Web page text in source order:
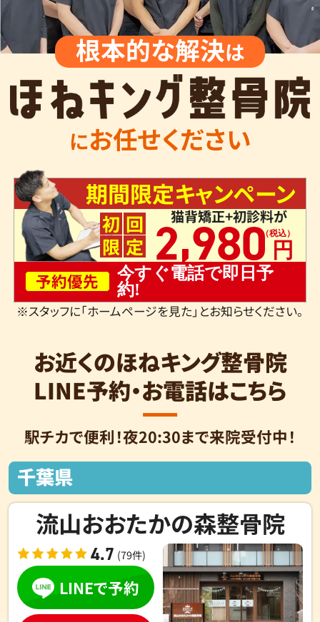
根本的な解決は
にお任せください
期間限定キャンペーン
初 回
限 定
猫背矯正+初診料が
2,980
予約優先
今すぐ電話で即日予
約!
※スタッフに「ホームページを見た」とお知らせください。
お近くのほねキング整骨院
LINE予約・お電話はこちら
駅チカで便利！夜20:30まで来院受付中！
千葉県
流山おおたかの森整骨院
4.7 (79件)
LINEで予約